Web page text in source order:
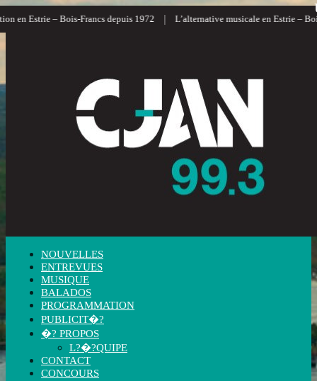
Estrie – Bois-Francs depuis 1972 | L’alternative musicale en Estrie – Bois-
NOUVELLES
ENTREVUES
MUSIQUE
BALADOS
PROGRAMMATION
PUBLICIT�?
�? PROPOS
L?�?QUIPE
CONTACT
CONCOURS